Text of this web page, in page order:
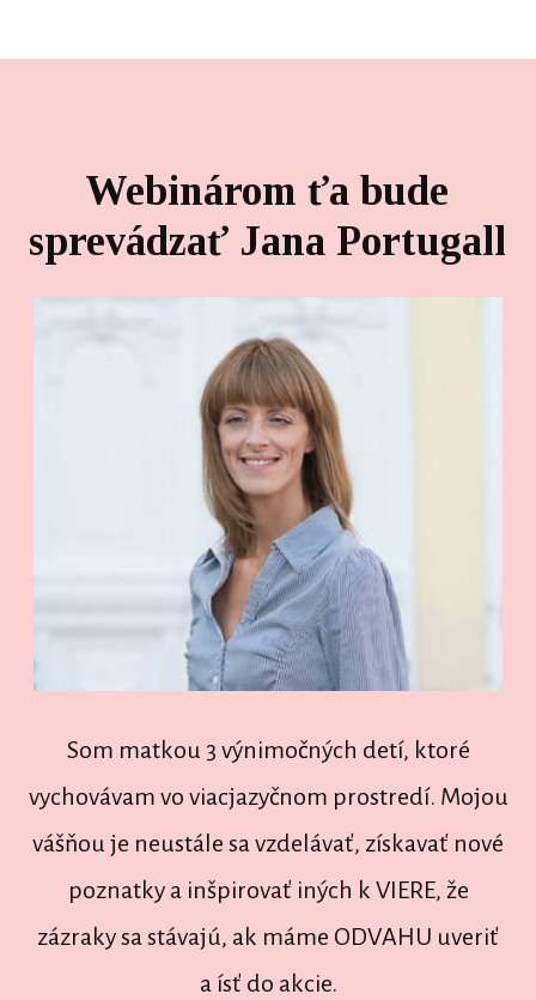
Webinárom ťa bude
sprevádzať Jana Portugall
Som matkou 3 výnimočných detí, ktoré
vychovávam vo viacjazyčnom prostredí. Mojou
vášňou je neustále sa vzdelávať, získavať nové
poznatky a inšpirovať iných k VIERE, že
zázraky sa stávajú, ak máme ODVAHU uveriť
a ísť do akcie.